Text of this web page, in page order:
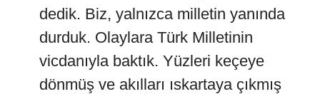
dedik. Biz, yalnızca milletin yanında
durduk. Olaylara Türk Milletinin
vicdanıyla baktık. Yüzleri keçeye
dönmüş ve akılları ıskartaya çıkmış